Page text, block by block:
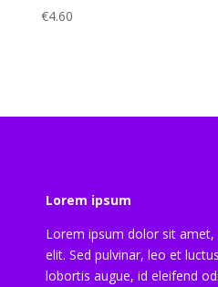
€4.60
Lorem ipsum
Lorem ipsum dolor sit
elit. Sed pulvinar, leo et
lobortis augue, id eleifend